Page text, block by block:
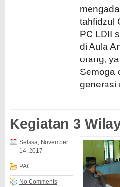
tahfidzul
PC LDII
di Aula
orang,
Semoga
generasi
Kegiatan 3
Selasa, November
14, 2017
PAC
No Comments